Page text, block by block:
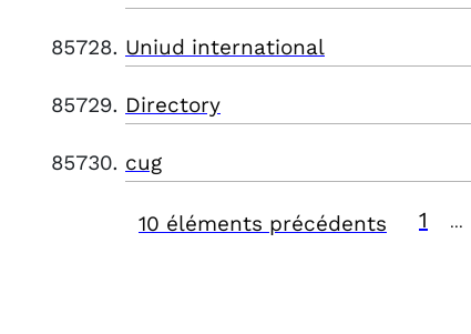
Uniud international
Directory
cug
10 éléments précédents 1